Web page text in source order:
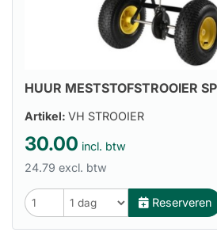
HUUR MESTSTOFSTROOIER
Artikel: VH STROOIER
30.00 incl. btw
24.79 excl. btw
Reserveren